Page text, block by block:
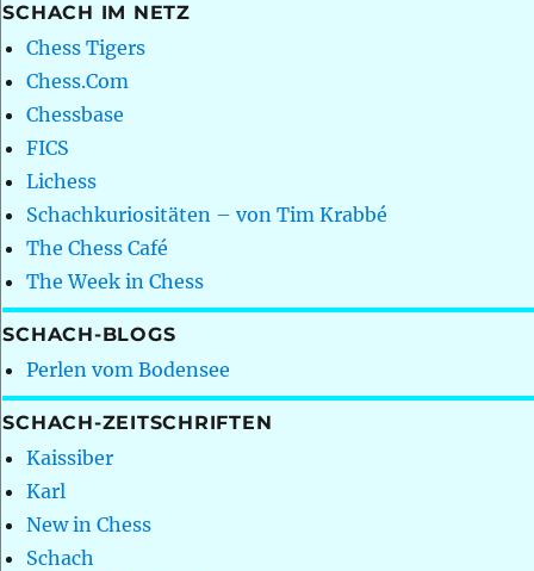
SCHACH IM NETZ
Chess Tigers
Chess.Com
Chessbase
FICS
Lichess
Schachkuriositäten – von Tim Krabbé
The Chess Café
The Week in Chess
SCHACH-BLOGS
Perlen vom Bodensee
SCHACH-ZEITSCHRIFTEN
Kaissiber
Karl
New in Chess
Schach